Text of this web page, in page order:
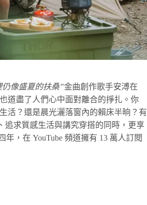
像盛夏的扶桑”金曲創作歌手安溥在
道盡了人們心中面對離合的掙扎。你
活？還是晨光灑落窗內的賴床半晌？有
追求質感生活與講究穿搭的同時，更享
，在 YouTube 頻道擁有 13 萬人訂閱